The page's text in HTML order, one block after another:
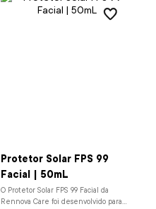
Protetor Solar FPS 99
Facial | 50mL
O Protetor Solar FPS 99 Facial da
Rennova Care foi desenvolvido para